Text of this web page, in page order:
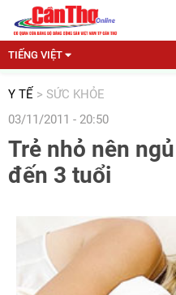
TIẾNG VIỆT
Y TẾ > SỨC KHỎE
03/11/2011 - 20:50
Trẻ nhỏ nên
đến 3 tuổi